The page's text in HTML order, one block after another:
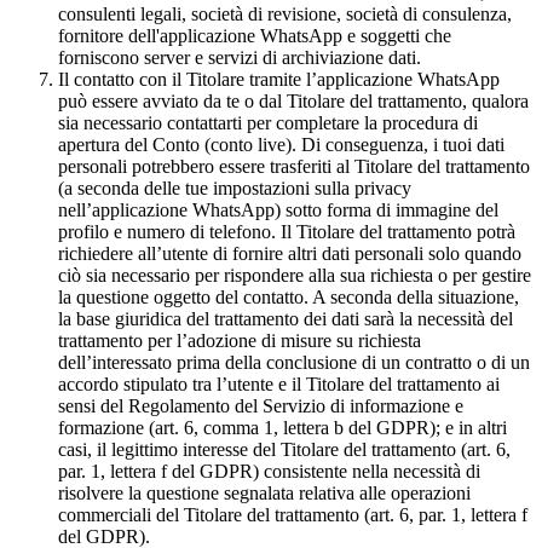
consulenti legali, società di revisione, società di consulenza,
fornitore dell'applicazione WhatsApp e soggetti che
forniscono server e servizi di archiviazione dati.
Il contatto con il Titolare tramite l’applicazione WhatsApp
può essere avviato da te o dal Titolare del trattamento, qualora
sia necessario contattarti per completare la procedura di
apertura del Conto (conto live). Di conseguenza, i tuoi dati
personali potrebbero essere trasferiti al Titolare del trattamento
(a seconda delle tue impostazioni sulla privacy
nell’applicazione WhatsApp) sotto forma di immagine del
profilo e numero di telefono. Il Titolare del trattamento potrà
richiedere all’utente di fornire altri dati personali solo quando
ciò sia necessario per rispondere alla sua richiesta o per gestire
la questione oggetto del contatto. A seconda della situazione,
la base giuridica del trattamento dei dati sarà la necessità del
trattamento per l’adozione di misure su richiesta
dell’interessato prima della conclusione di un contratto o di un
accordo stipulato tra l’utente e il Titolare del trattamento ai
sensi del Regolamento del Servizio di informazione e
formazione (art. 6, comma 1, lettera b del GDPR); e in altri
casi, il legittimo interesse del Titolare del trattamento (art. 6,
par. 1, lettera f del GDPR) consistente nella necessità di
risolvere la questione segnalata relativa alle operazioni
commerciali del Titolare del trattamento (art. 6, par. 1, lettera f
del GDPR).